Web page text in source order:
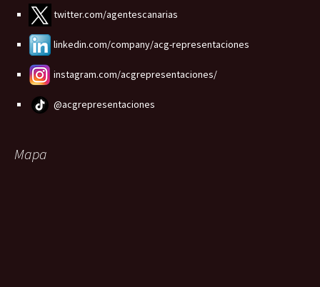
twitter.com/agentescanarias
linkedin.com/company/acg-representaciones
instagram.com/acgrepresentaciones/
@acgrepresentaciones
Mapa